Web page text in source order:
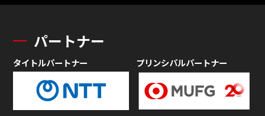
パートナー
タイトルパートナー プリンシパルパートナー